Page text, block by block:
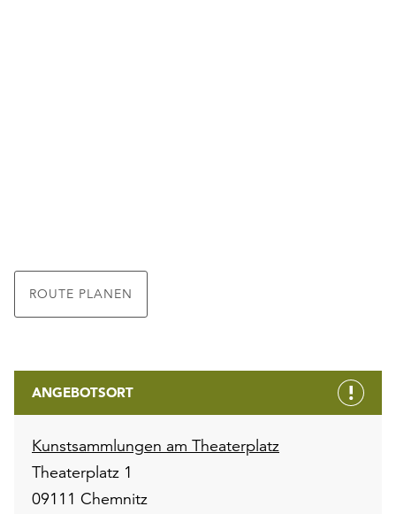
ROUTE PLANEN
ANGEBOTSORT
Kunstsammlungen am Theaterplatz
Theaterplatz 1
09111 Chemnitz